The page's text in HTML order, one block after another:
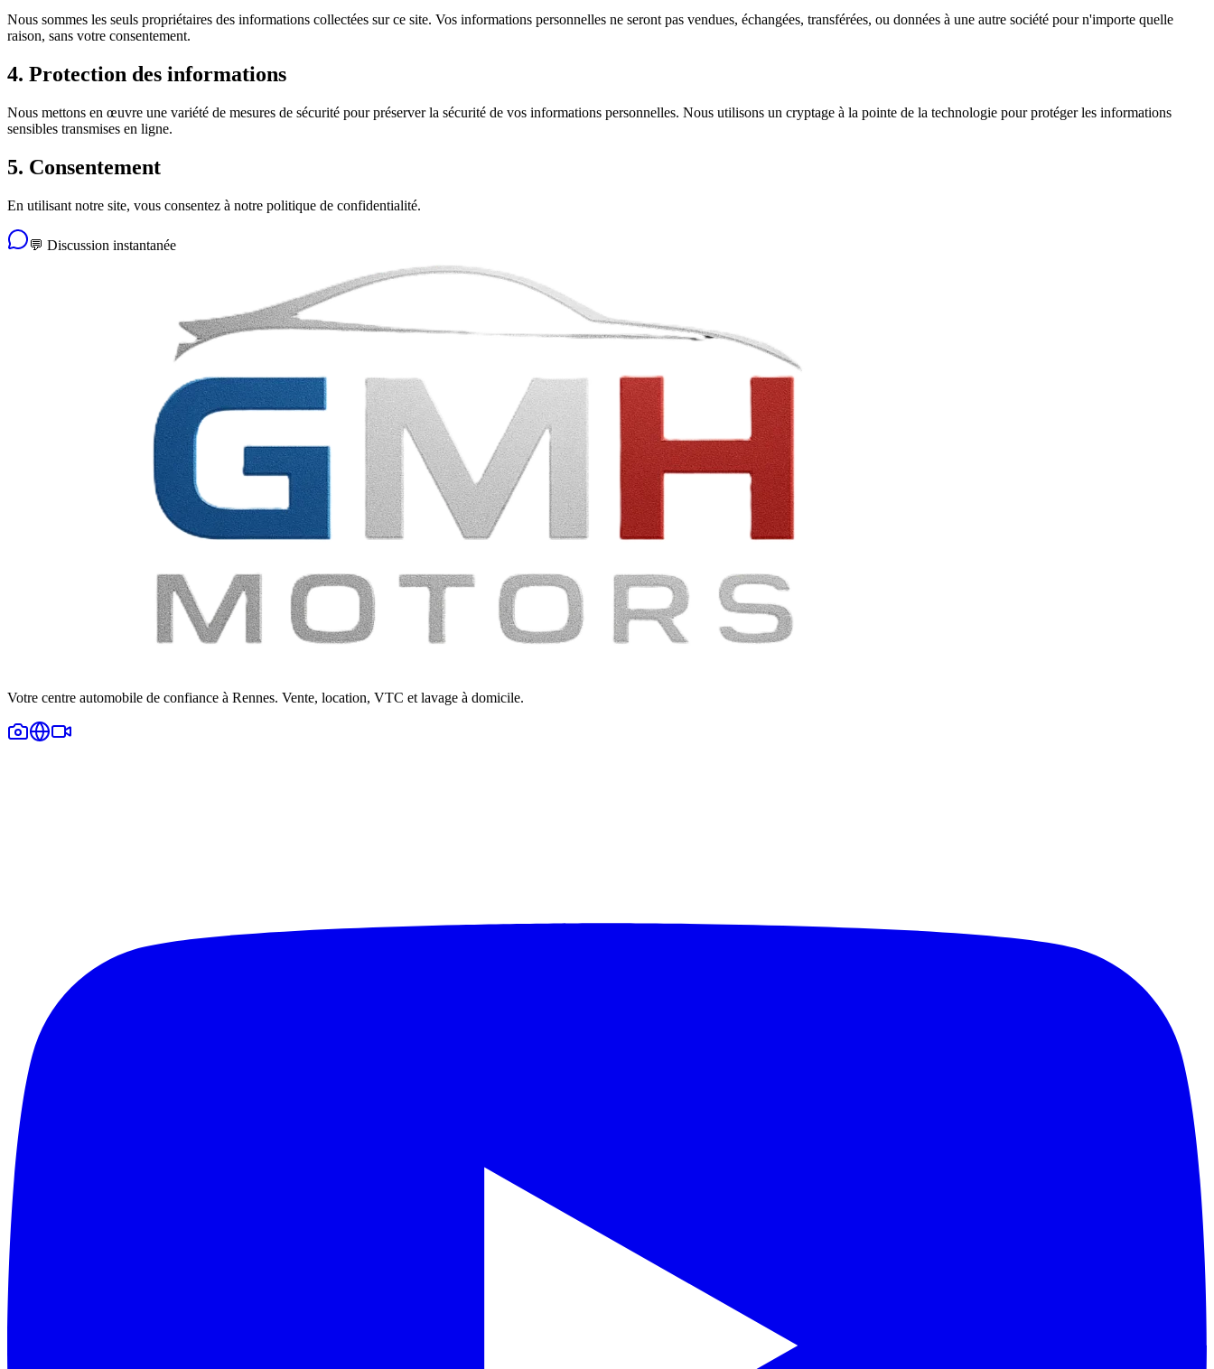
Nous sommes les seuls propriétaires des informations collectées sur ce site. Vos informations personnelles ne seront pas vendues, échangées, transférées, ou données à une autre société pour n'importe quelle
raison, sans votre consentement.
4. Protection des informations
Nous mettons en œuvre une variété de mesures de sécurité pour préserver la sécurité de vos informations personnelles. Nous utilisons un cryptage à la pointe de la technologie pour protéger les informations
sensibles transmises en ligne.
5. Consentement
En utilisant notre site, vous consentez à notre politique de confidentialité.
💬 Discussion instantanée
Votre centre automobile de confiance à Rennes. Vente, location, VTC et lavage à domicile.